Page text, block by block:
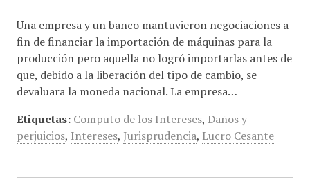
Una empresa y un banco mantuvieron negociaciones a
fin de financiar la importación de máquinas para la
producción pero aquella no logró importarlas antes de
que, debido a la liberación del tipo de cambio, se
devaluara la moneda nacional. La empresa…
Etiquetas: Computo de los Intereses, Daños y
perjuicios, Intereses, Jurisprudencia, Lucro Cesante